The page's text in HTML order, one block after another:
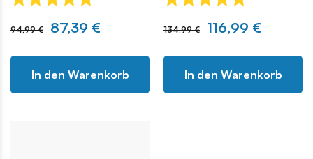
94,99 € 87,39 €
In den Warenkorb
134,99 € 116,99 €
In den Warenkorb